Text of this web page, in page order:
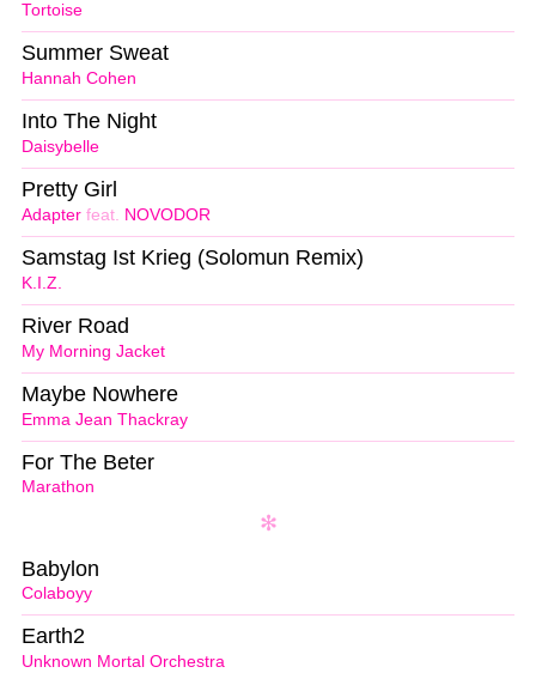
Tortoise
Hannah Cohen
Summer Sweat
Daisybelle
Into The Night
Adapter feat. NOVODOR
Pretty Girl
K.I.Z.
Samstag Ist Krieg (Solomun Remix)
My Morning Jacket
River Road
Emma Jean Thackray
Maybe Nowhere
Marathon
For The Beter
Colaboyy
Babylon
Unknown Mortal Orchestra
Earth2